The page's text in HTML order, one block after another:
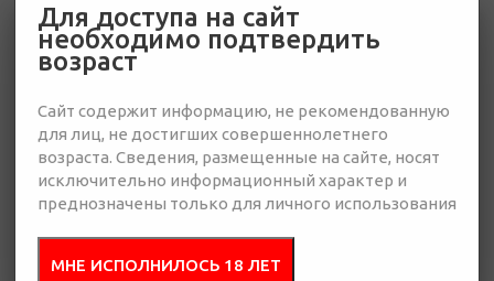
3 341 руб.
Много
запрос
Для доступа на сайт
необходимо подтвердить
возраст
Сайт содержит информацию, не рекомендованную
для лиц, не достигших совершеннолетнего
возраста. Сведения, размещенные на сайте, носят
исключительно информационный характер и
преднозначены только для личного использования
МНЕ ИСПОЛНИЛОСЬ 18 ЛЕТ